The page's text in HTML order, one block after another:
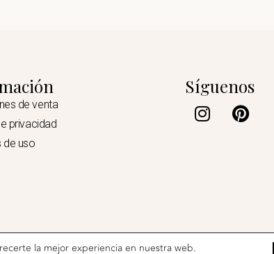
de venta
privacidad
de uso
Síguenos
© Basset Antiques 2026
la mejor experiencia en nuestra web.